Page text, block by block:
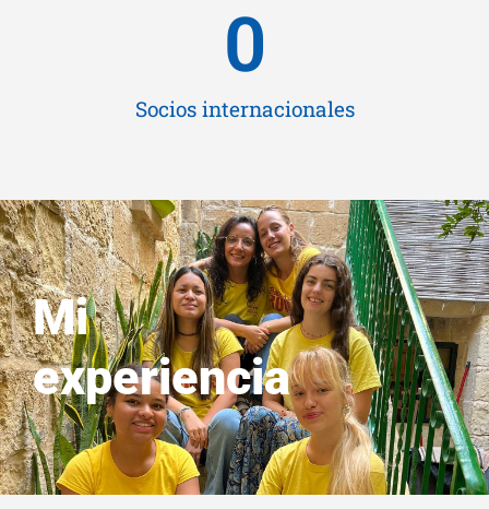
Socios internacionales
0
Mi
experiencia